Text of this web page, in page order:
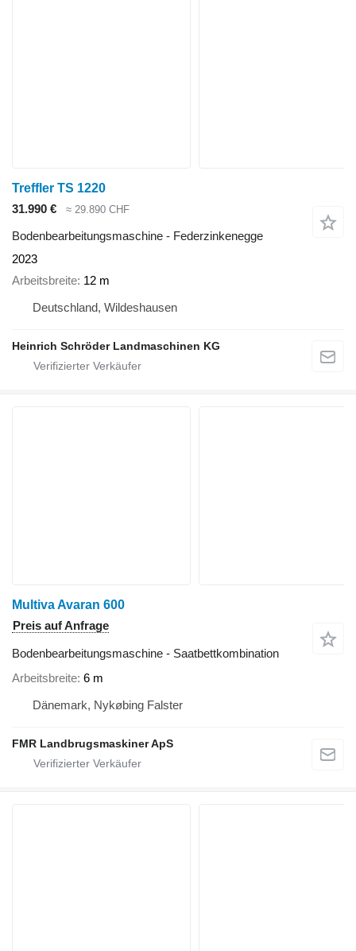
Treffler TS 1220
31.990 €
≈ 29.890 CHF
Bodenbearbeitungsmaschine - Federzinkenegge
2023
Arbeitsbreite 12 m
Deutschland, Wildeshausen
Heinrich Schröder Landmaschinen KG
Multiva Avaran 600
Preis auf Anfrage
Bodenbearbeitungsmaschine - Saatbettkombination
Arbeitsbreite 6 m
Dänemark, Nykøbing Falster
FMR Landbrugsmaskiner ApS